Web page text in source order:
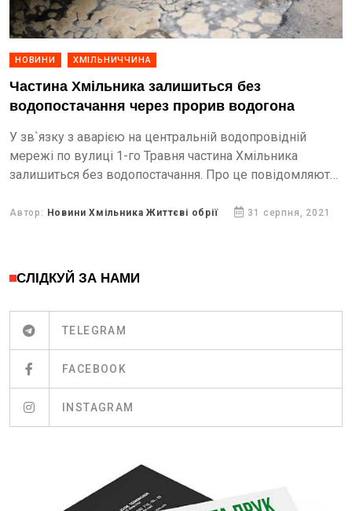
НОВИНИ ХМІЛЬНИЧЧИНА
Частина Хмільника залишиться без
водопостачання через прорив водогона
У зв`язку з аварією на центральній водопровідній
мережі по вулиці 1-го Травня частина Хмільника
залишиться без водопостачання. Про це повідомляють
Автор: Новини Хмільника Життєві обрії 31 серпня, 2021
СЛІДКУЙ ЗА НАМИ
TELEGRAM
FACEBOOK
INSTAGRAM